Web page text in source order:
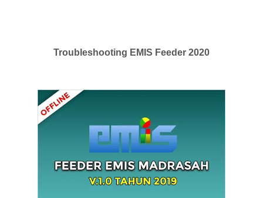
Troubleshooting EMIS Feeder 2020